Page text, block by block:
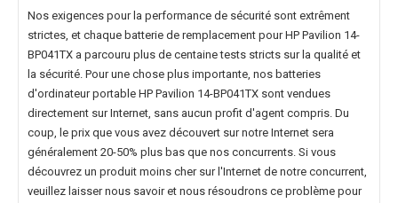
Nos exigences pour la performance de sécurité sont extrêment
strictes, et chaque batterie de remplacement pour HP Pavilion 14-
BP041TX a parcouru plus de centaine tests stricts sur la qualité et
la sécurité. Pour une chose plus importante, nos batteries
d'ordinateur portable HP Pavilion 14-BP041TX sont vendues
directement sur Internet, sans aucun profit d'agent compris. Du
coup, le prix que vous avez découvert sur notre Internet sera
généralement 20-50% plus bas que nos concurrents. Si vous
découvrez un produit moins cher sur l'Internet de notre concurrent,
veuillez laisser nous savoir et nous résoudrons ce problème pour